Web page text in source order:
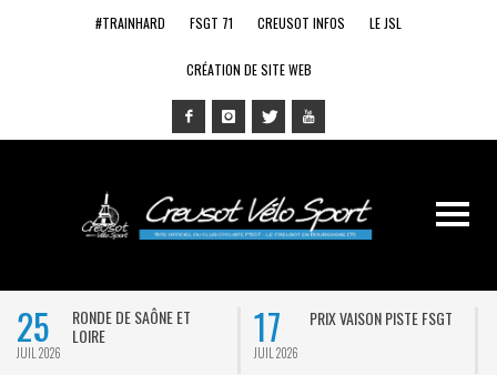
#TRAINHARD FSGT 71 CREUSOT INFOS LE JSL
CRÉATION DE SITE WEB
25
JUIL 2026
RONDE DE SAÔNE ET
LOIRE
17
JUIL 2026
PRIX VAISON PISTE FSGT